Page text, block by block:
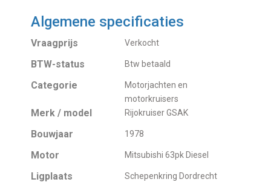
Algemene specificaties
Vraagprijs Verkocht
BTW-status Btw betaald
Categorie
Motorjachten en
motorkruisers
Merk / model Rijokruiser GSAK
Bouwjaar 1978
Motor Mitsubishi 63pk Diesel
Ligplaats Schepenkring Dordrecht